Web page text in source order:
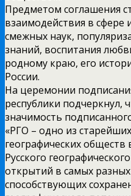
Предметом соглашения
взаимодействия в сфере
смежных наук,
знаний, воспитания
родному краю, его
России.
На церемонии
республики подчеркнул,
значимость
«РГО – одно из
географических
Русского
открытий в самых
способствующих